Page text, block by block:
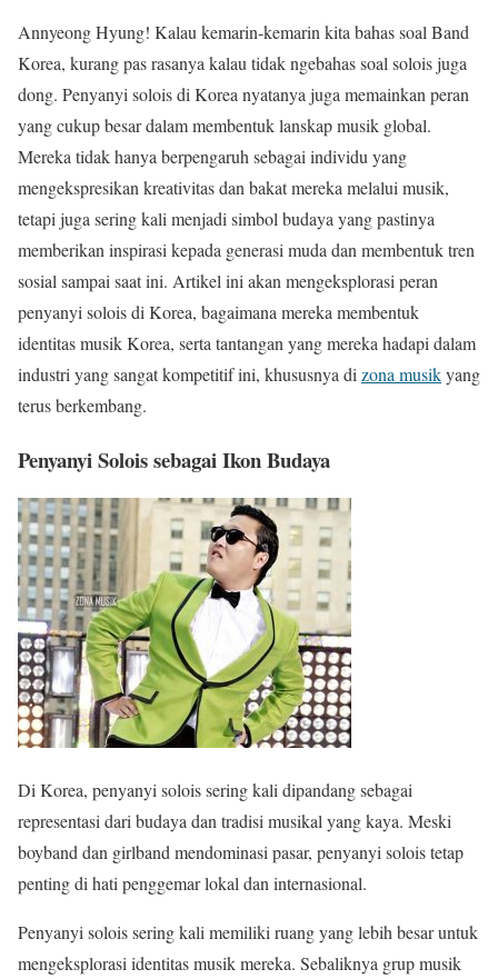
Annyeong Hyung! Kalau kemarin-kemarin kita bahas soal Band
Korea, kurang pas rasanya kalau tidak ngebahas soal solois juga
dong. Penyanyi solois di Korea nyatanya juga memainkan peran
yang cukup besar dalam membentuk lanskap musik global.
Mereka tidak hanya berpengaruh sebagai individu yang
mengekspresikan kreativitas dan bakat mereka melalui musik,
tetapi juga sering kali menjadi simbol budaya yang pastinya
memberikan inspirasi kepada generasi muda dan membentuk tren
sosial sampai saat ini. Artikel ini akan mengeksplorasi peran
penyanyi solois di Korea, bagaimana mereka membentuk
identitas musik Korea, serta tantangan yang mereka hadapi dalam
industri yang sangat kompetitif ini, khususnya di zona musikyang
terus berkembang.
Penyanyi Solois sebagai Ikon Budaya
Di Korea, penyanyi solois sering kali dipandang sebagai
representasi dari budaya dan tradisi musikal yang kaya. Meski
boyband dan girlband mendominasi pasar, penyanyi solois tetap
penting di hati penggemar lokal dan internasional.
Penyanyi solois sering kali memiliki ruang yang lebih besar untuk
mengeksplorasi identitas musik mereka. Sebaliknya grup musik